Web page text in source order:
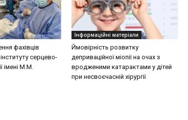
фахівців
серцево-
імeні М.М.
Інформаційні матеріали
Ймовірність розвитку
деприваційної міопії на очах з
вродженими катарактами у дітей
при несвоєчасній хірургії